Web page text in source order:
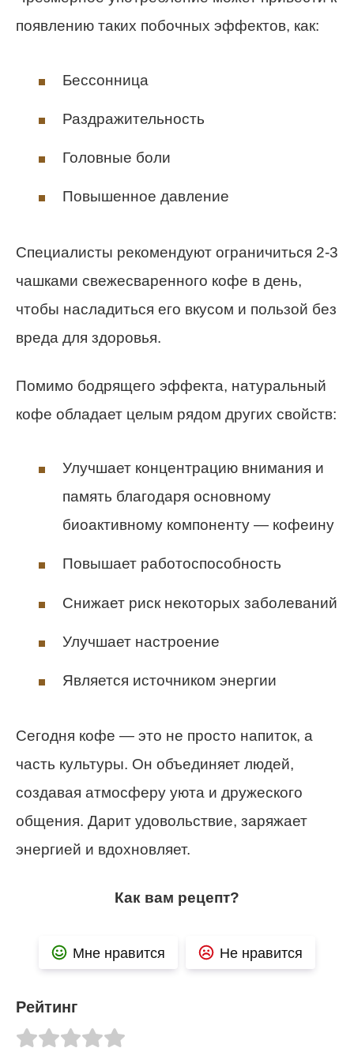
появлению таких побочных эффектов, как:
Бессонница
Раздражительность
Головные боли
Повышенное давление
Специалисты рекомендуют ограничиться 2-3
чашками свежесваренного кофе в день,
чтобы насладиться его вкусом и пользой без
вреда для здоровья.
Помимо бодрящего эффекта, натуральный
кофе обладает целым рядом других свойств:
Улучшает концентрацию внимания и
память благодаря основному
биоактивному компоненту — кофеину
Повышает работоспособность
Снижает риск некоторых заболеваний
Улучшает настроение
Является источником энергии
Сегодня кофе — это не просто напиток, а
часть культуры. Он объединяет людей,
создавая атмосферу уюта и дружеского
общения. Дарит удовольствие, заряжает
энергией и вдохновляет.
Как вам рецепт?
Мне нравится Не нравится
Рейтинг